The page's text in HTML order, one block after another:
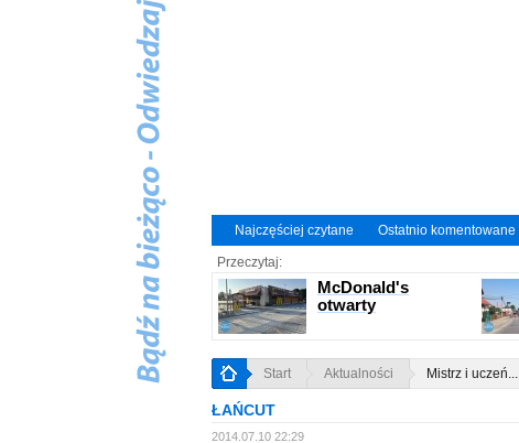
Najczęściej czytane Ostatnio komentowane
Przeczytaj:
McDonald's
otwarty
Start Aktualności Mistrz i uczeń...
ŁAŃCUT
2014.07.10 22:29